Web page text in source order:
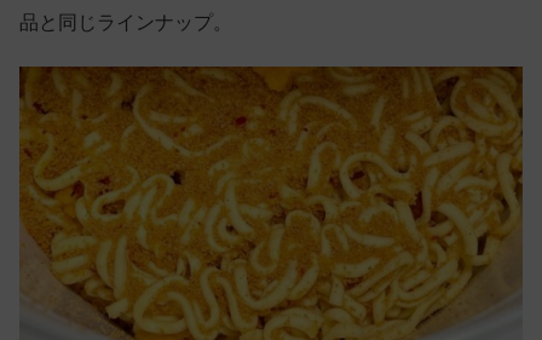
品と同じラインナップ。